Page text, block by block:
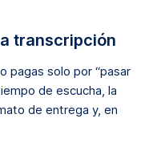
transcripción
pagas solo por “pasar
de escucha, la
de entrega y, en